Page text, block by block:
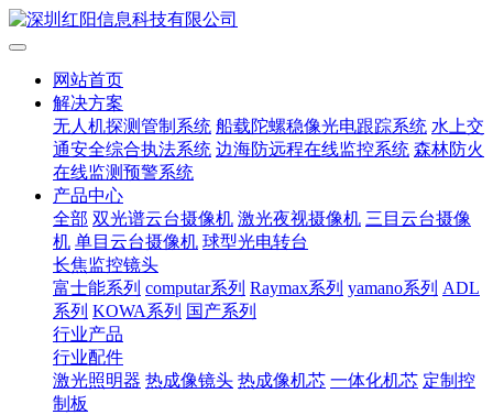
网站首页
解决方案
无人机探测管制系统 船载陀螺稳像光电跟踪系统 水上交
通安全综合执法系统 边海防远程在线监控系统 森林防火
在线监测预警系统
产品中心
全部 双光谱云台摄像机 激光夜视摄像机 三目云台摄像
机 单目云台摄像机 球型光电转台
长焦监控镜头
富士能系列 computar系列 Raymax系列 yamano系列 ADL
系列 KOWA系列 国产系列
行业产品
行业配件
激光照明器 热成像镜头 热成像机芯 一体化机芯 定制控
制板